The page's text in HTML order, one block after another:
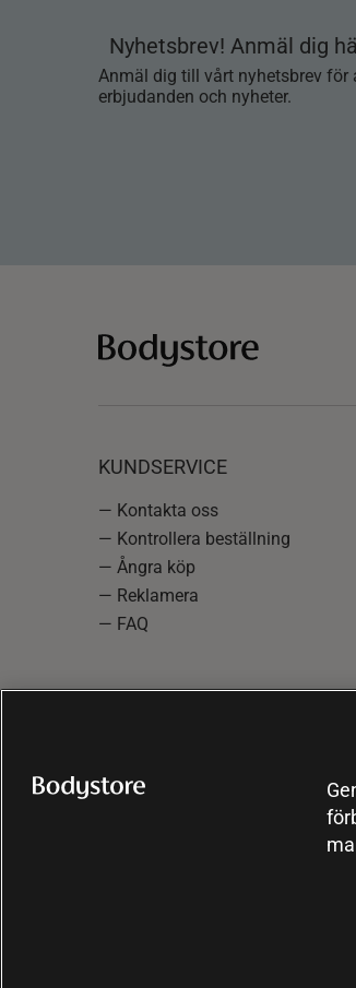
Nyhetsbrev! Anmäl dig
Anmäl dig till vårt nyhetsbrev för
erbjudanden och nyheter.
KUNDSERVICE
— Kontakta oss
— Kontrollera beställning
— Ångra köp
— Reklamera
— FAQ